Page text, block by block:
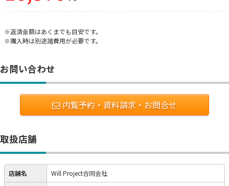
※返済金額はあくまでも目安です。
※購入時は別途諸費用が必要です。
お問い合わせ
内覧予約・資料請求・お問合せ
取扱店舗
店舗名 Will Project合同会社